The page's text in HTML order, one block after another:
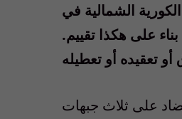
الشمالية في
على هكذا تقييم.
على ثلاث جبهات